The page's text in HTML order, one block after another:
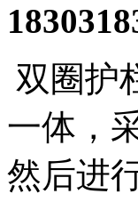
双圈护
一体，
然后进